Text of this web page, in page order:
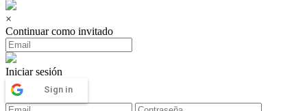
×
Continuar como invitado
Iniciar sesión
Sign in